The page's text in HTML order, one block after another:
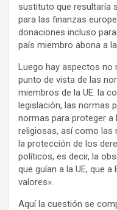
sustituto que resultaría
para las finanzas
donaciones incluso
país miembro abona a la
Luego hay aspectos no
punto de vista de las
miembros de la UE: la
legislación, las normas
normas para proteger
religiosas, así como las
la protección de los
políticos, es decir, la
que guían a la UE, que
valores».
Aquí la cuestión se